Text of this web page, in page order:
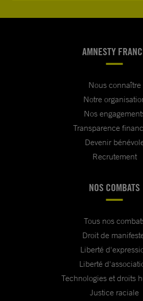
AMNESTY
Nous connaître
Notre
Nos
Transparence
Devenir
Recrutement
NOS COMBATS
Tous nos
Droit de
Liberté
Liberté
Technologies et droits
Justice raciale